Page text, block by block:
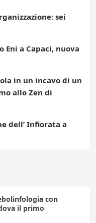
sei
Eni a Capaci, nuova
in un incavo di un
allo Zen di
dell’ Infiorata a
con
il primo